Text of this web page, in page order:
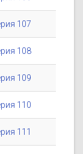
107
108
109
110
111